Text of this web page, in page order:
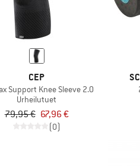
CEP
Support Knee Sleeve 2.0
Urheilutuet
79,95 € 67,96 €
(0)